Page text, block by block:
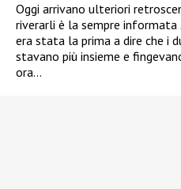
Oggi arrivano ulteriori
riverarli è la sempre informata
era stata la prima a dire che i
stavano più insieme e
ora…